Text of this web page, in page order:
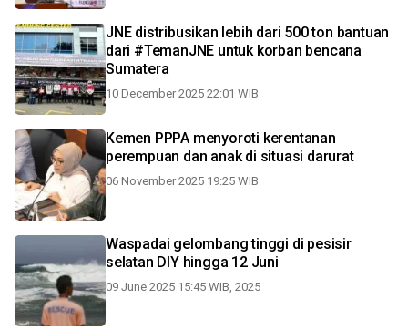
JNE distribusikan lebih dari 500 ton bantuan
dari #TemanJNE untuk korban bencana
Sumatera
10 December 2025 22:01 WIB
Kemen PPPA menyoroti kerentanan
perempuan dan anak di situasi darurat
06 November 2025 19:25 WIB
Waspadai gelombang tinggi di pesisir
selatan DIY hingga 12 Juni
09 June 2025 15:45 WIB, 2025